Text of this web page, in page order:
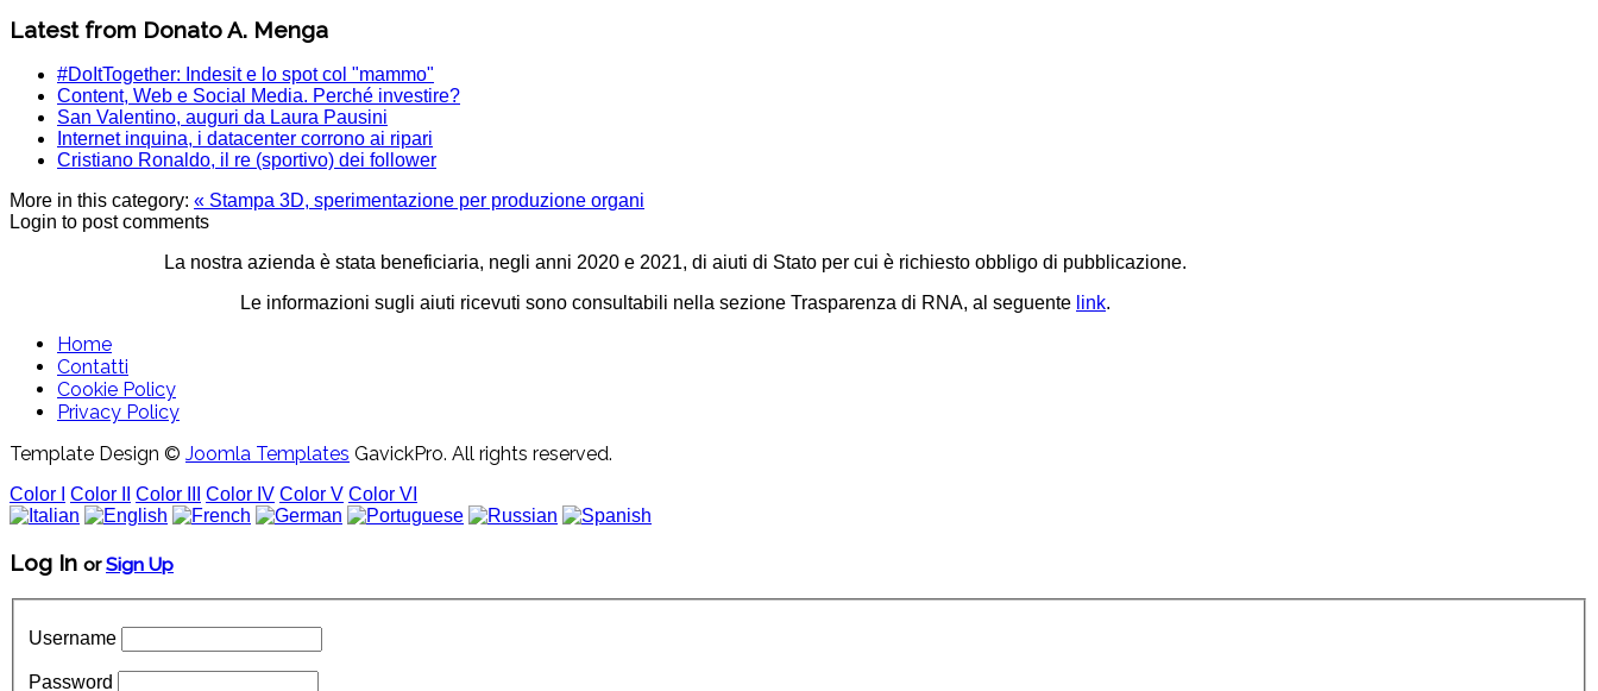
Latest from Donato A. Menga
#DoItTogether: Indesit e lo spot col "mammo"
Content, Web e Social Media. Perché investire?
San Valentino, auguri da Laura Pausini
Internet inquina, i datacenter corrono ai ripari
Cristiano Ronaldo, il re (sportivo) dei follower
More in this category: « Stampa 3D, sperimentazione per produzione organi
Login to post comments
La nostra azienda è stata beneficiaria, negli anni 2020 e 2021, di aiuti di Stato per cui è richiesto obbligo di pubblicazione.
Le informazioni sugli aiuti ricevuti sono consultabili nella sezione Trasparenza di RNA, al seguente link.
Home
Contatti
Cookie Policy
Privacy Policy
Template Design © Joomla Templates GavickPro. All rights reserved.
Color I Color II Color III Color IV Color V Color VI
Log In orSign Up
Username
Password